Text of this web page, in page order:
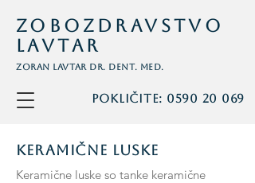
Zobozdravstvo
Lavtar
Zoran Lavtar dr. dent. med.
Pokličite: 0590 20 069
Keramične Luske
Keramične luske so tanke keramične